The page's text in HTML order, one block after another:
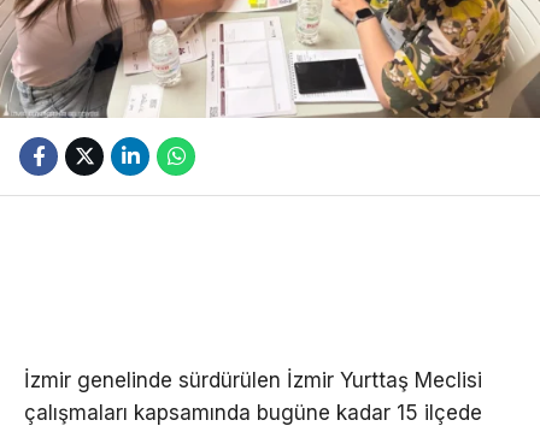
İzmir genelinde sürdürülen İzmir Yurttaş Meclisi
çalışmaları kapsamında bugüne kadar 15 ilçede